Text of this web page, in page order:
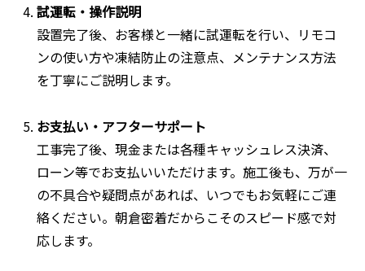
試運転・操作説明
設置完了後、お客様と一緒に試運転を行い、リモコ
ンの使い方や凍結防止の注意点、メンテナンス方法
を丁寧にご説明します。
お支払い・アフターサポート
工事完了後、現金または各種キャッシュレス決済、
ローン等でお支払いいただけます。施工後も、万が一
の不具合や疑問点があれば、いつでもお気軽にご連
絡ください。朝倉密着だからこそのスピード感で対
応します。